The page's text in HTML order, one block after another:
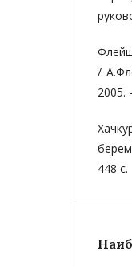
/
2005.
448 с.